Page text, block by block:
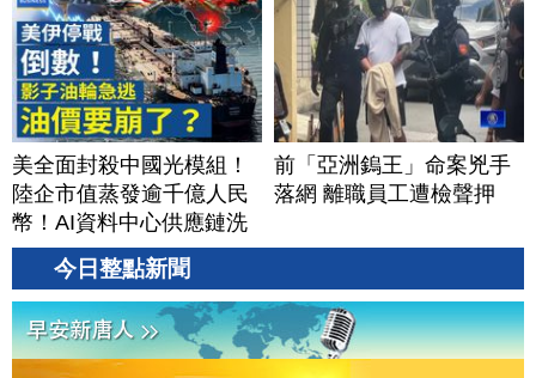
美全面封殺中國光模組！
陸企市值蒸發逾千億人民
幣！AI資料中心供應鏈洗
牌？台灣喜迎轉單！成關
鍵樞紐？｜#財經新聞
│20260805 (三)
前「亞洲鎢王」命案兇手
落網 離職員工遭檢聲押
今日整點新聞